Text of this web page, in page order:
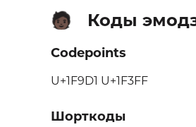
🧑🏿 Коды
Codepoints
U+1F9D1 U+1F3FF
Шорткоды